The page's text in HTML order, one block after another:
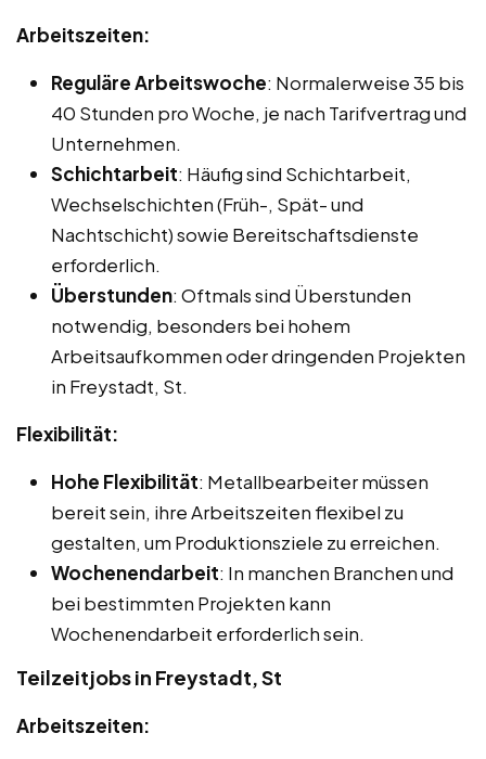
Arbeitszeiten:
Reguläre Arbeitswoche: Normalerweise 35 bis
40 Stunden pro Woche, je nach Tarifvertrag und
Unternehmen.
Schichtarbeit: Häufig sind Schichtarbeit,
Wechselschichten (Früh-, Spät- und
Nachtschicht) sowie Bereitschaftsdienste
erforderlich.
Überstunden: Oftmals sind Überstunden
notwendig, besonders bei hohem
Arbeitsaufkommen oder dringenden Projekten
in Freystadt, St.
Flexibilität:
Hohe Flexibilität: Metallbearbeiter müssen
bereit sein, ihre Arbeitszeiten flexibel zu
gestalten, um Produktionsziele zu erreichen.
Wochenendarbeit: In manchen Branchen und
bei bestimmten Projekten kann
Wochenendarbeit erforderlich sein.
Teilzeitjobs in Freystadt, St
Arbeitszeiten: